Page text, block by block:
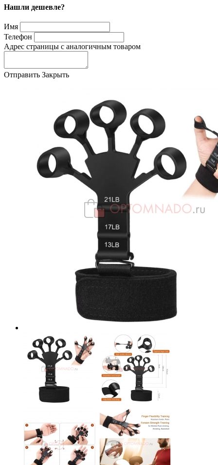
Нашли дешевле?
Имя
Телефон
Адрес страницы с аналогичным товаром
Отправить Закрыть